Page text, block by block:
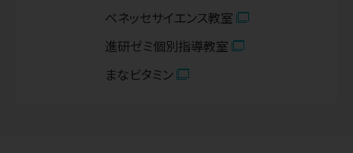
ベネッセサイエンス教室
進研ゼミ個別指導教室
まなビタミン